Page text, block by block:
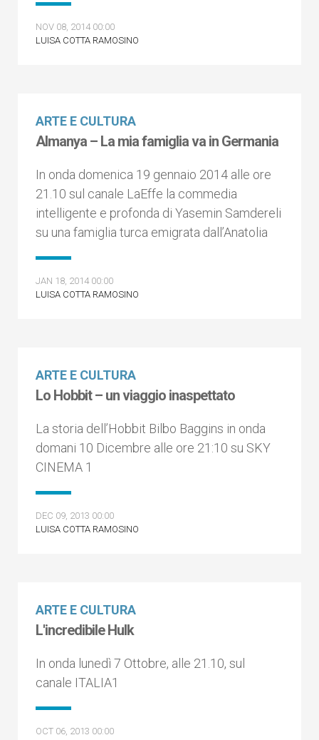
NOV 08, 2014 00:00
LUISA COTTA RAMOSINO
ARTE E CULTURA
Almanya – La mia famiglia va in Germania
In onda domenica 19 gennaio 2014 alle ore
21.10 sul canale LaEffe la commedia
intelligente e profonda di Yasemin Samdereli
su una famiglia turca emigrata dall’Anatolia
JAN 18, 2014 00:00
LUISA COTTA RAMOSINO
ARTE E CULTURA
Lo Hobbit – un viaggio inaspettato
La storia dell’Hobbit Bilbo Baggins in onda
domani 10 Dicembre alle ore 21:10 su SKY
CINEMA 1
DEC 09, 2013 00:00
LUISA COTTA RAMOSINO
ARTE E CULTURA
L'incredibile Hulk
In onda lunedì 7 Ottobre, alle 21.10, sul
canale ITALIA1
OCT 06, 2013 00:00